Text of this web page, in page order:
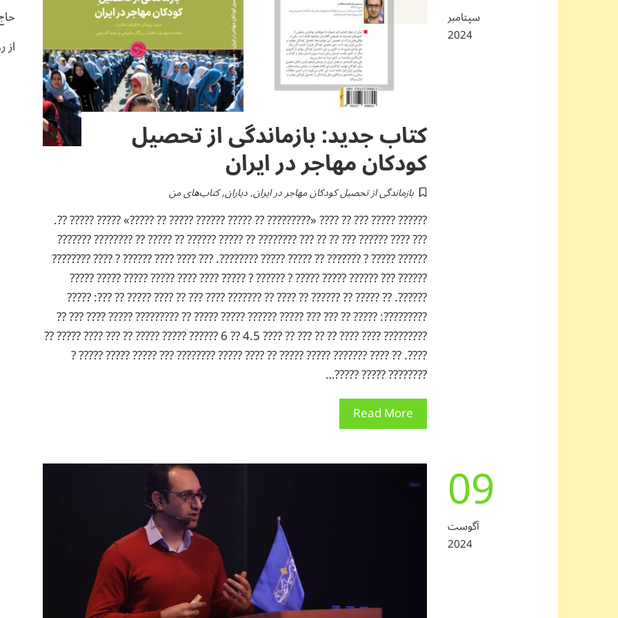
سپتامبر
2024
کتاب جدید: بازماندگی از تحصیل
کودکان مهاجر در ایران
بازماندگی از تحصیل کودکان مهاجر در ایران,دیاران,کتاب‌های من
?????? ????? ??? ?? ???? «????????? ?? ????? ?????? ????? ?? ?????» ????? ????? ??.
??? ???? ?????? ??? ?? ?? ??? ???????? ?? ????? ?????? ?? ????? ?? ???????? ???????
?????? ????? ? ??????? ?? ????? ????? ????????. ??? ???? ???? ?????? ? ???? ????????
?????? ??? ?????? ????? ????? ? ?????? ? ????? ???? ???? ????? ????? ????? ?????
??????. ?? ????? ?? ?????? ?? ???? ?? ??????? ???? ??? ?? ???? ????? ?? ???: ?????
?????????: ????? ?? ??? ??? ????? ?????? ????? ????? ?? ????????? ????? ???? ??? ??
????????? ???? ???? ?? ?? ??? ?? ???? 4.5 ?? 6 ?????? ????? ????? ?? ??? ???? ????? ??
????. ?? ???? ??????? ????? ????? ?? ???? ????? ???????? ??? ????? ????? ????? ?
???????? ????? ?????…
Read More
09
آگوست
2024